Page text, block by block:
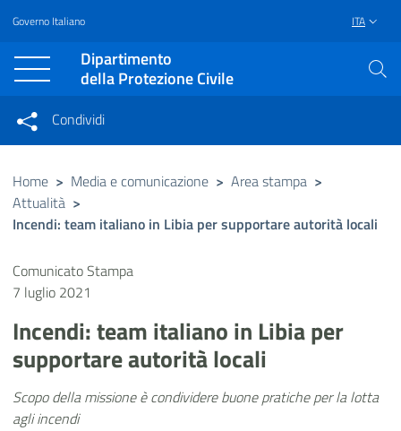
Vai al contenuto principale
Raggiungi il piè di pagina
Governo Italiano ITA
Dipartimento
della Protezione Civile
Condividi su Facebook
Condividi su Twitter
Condividi
Condividi sui social network
Home > Media e comunicazione > Area stampa >
Attualità >
Incendi: team italiano in Libia per supportare autorità locali
Comunicato Stampa
7 luglio 2021
Incendi: team italiano in Libia per
supportare autorità locali
Scopo della missione è condividere buone pratiche per la lotta
agli incendi